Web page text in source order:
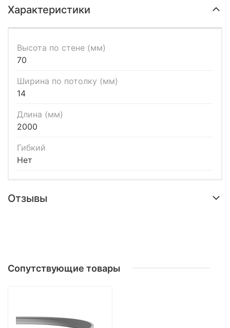
Характеристики
Высота по стене (мм)
70
Ширина по потолку (мм)
14
Длина (мм)
2000
Гибкий
Нет
Отзывы
Сопутствующие товары